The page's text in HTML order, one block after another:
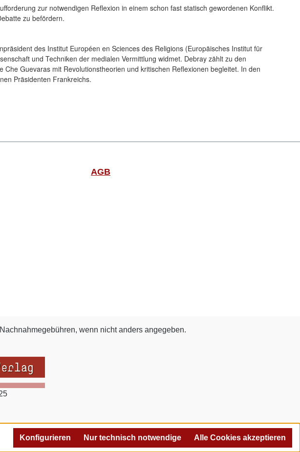
zur notwendigen Reflexion in einem schon fast statisch gewordenen Konflikt.
zu befördern.
des Institut Européen en Sciences des Religions (Europäisches Institut für
und Techniken der medialen Vermittlung widmet. Debray zählt zu den
Guevaras mit Revolutionstheorien und kritischen Reflexionen begleitet. In den
Präsidenten Frankreichs.
AGB
wenn nicht anders angegeben.
Nur technisch notwendige
Konfigurieren Alle Cookies akzeptieren